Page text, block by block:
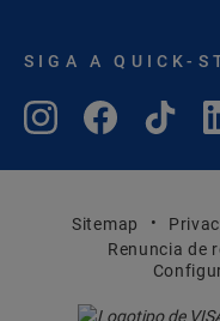
SIGA A QUICK-
Sitemap
Renuncia de